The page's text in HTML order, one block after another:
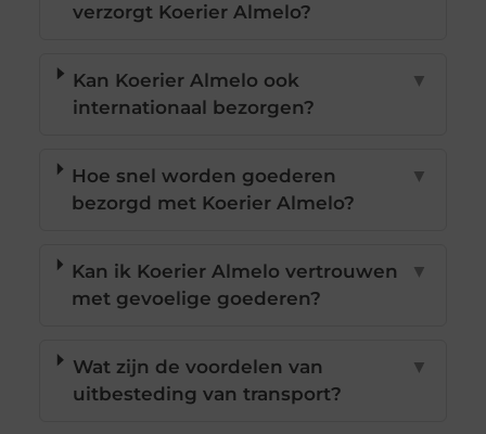
verzorgt Koerier Almelo?
Kan Koerier Almelo ook
internationaal bezorgen?
▼
Hoe snel worden goederen
bezorgd met Koerier Almelo?
▼
Kan ik Koerier Almelo vertrouwen
met gevoelige goederen?
▼
Wat zijn de voordelen van
uitbesteding van transport?
▼